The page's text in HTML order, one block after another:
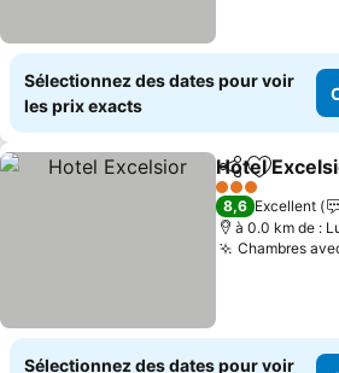
Sélectionnez des dates pour voir
les prix exacts
PartagerAjouter
Hotel
3 Étoiles
8,6 Excellent
à 0.0 km de :
Chambres
Sélectionnez des dates pour voir